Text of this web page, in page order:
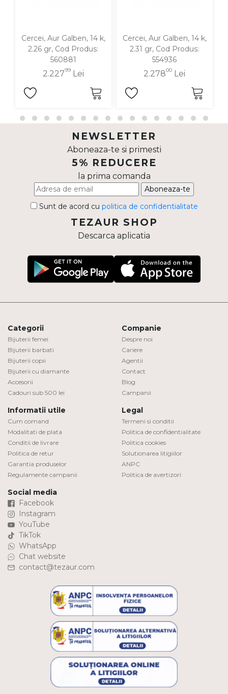
Cercei, Aur Galben, 14 k,
2.26 gr, Cod Produs:
560881
2.22799Lei
Cercei, Aur Galben, 14 k,
2.31 gr, Cod Produs:
554936
2.27800 Lei
NEWSLETTER
Aboneaza-te si primesti
5% REDUCERE
la prima comanda
Aboneaza-te
Sunt de acord cu politica de confidentialitate
TEZAUR SHOP
Descarca aplicatia
Categorii
Bijuterii femei
Bijuterii barbati
Bijuterii copii
Bijuterii cu diamante
Accesorii
Cadouri sub 500 lei
Companie
Despre noi
Cariere
Agentii
Contact
Blog
Campanii
Informatii utile
Cum comand
Modalitati de plata
Conditii de livrare
Politica de retur
Garantia produselor
Regulamente campanii
Legal
Termeni si conditii
Politica de confidentialitate
Politica cookies
Solutionarea litigiilor
ANPC
Politica de avertizori
Social media
Facebook
Instagram
YouTube
TikTok
WhatsApp
Chat website
contact@tezaur.com